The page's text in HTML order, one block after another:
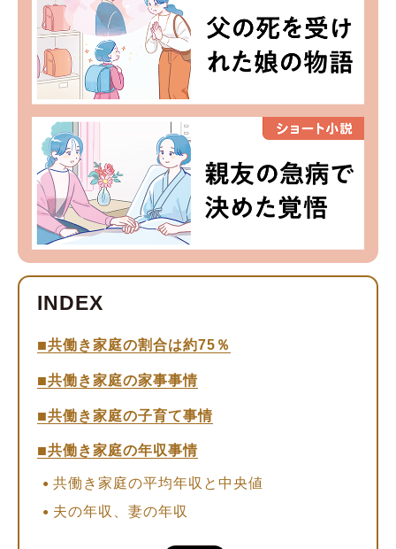
共働き家庭の割合は約75％
共働き家庭の家事事情
共働き家庭の子育て事情
共働き家庭の年収事情
共働き家庭の平均年収と中央値
夫の年収、妻の年収